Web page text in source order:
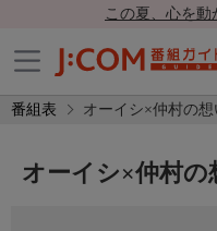
この夏、心を動
番組表 オーイシ×仲村の
オーイシ×仲村